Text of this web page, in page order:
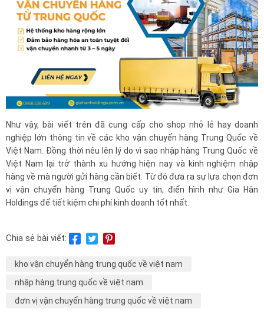
Như vậy, bài viết trên đã cung cấp cho shop nhỏ lẻ hay doanh
nghiệp lớn thông tin về các kho vận chuyển hàng Trung Quốc về
Việt Nam. Đồng thời nêu lên lý do vì sao nhập hàng Trung Quốc về
Việt Nam lại trở thành xu hướng hiện nay và kinh nghiệm nhập
hàng về mà người gửi hàng cần biết. Từ đó đưa ra sự lựa chọn đơn
vị vận chuyển hàng Trung Quốc uy tín, điển hình như Gia Hân
Holdings để tiết kiệm chi phí kinh doanh tốt nhất.
Chia sẻ bài viết:
kho vận chuyển hàng trung quốc về việt nam
nhập hàng trung quốc về việt nam
đơn vị vận chuyển hàng trung quốc về việt nam